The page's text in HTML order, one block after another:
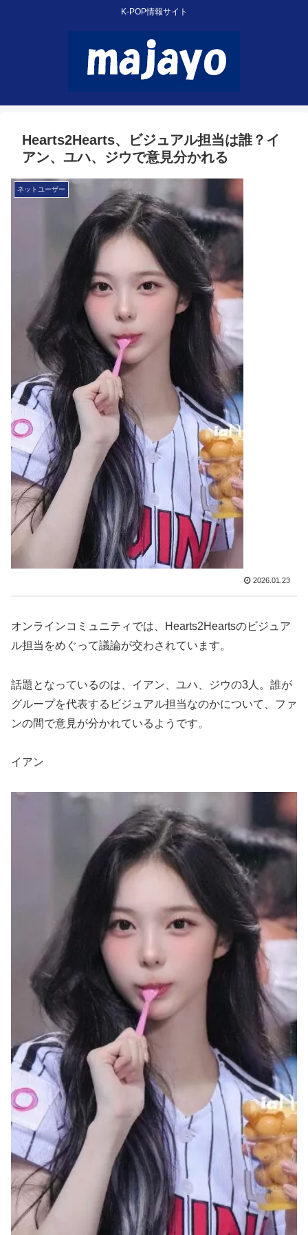
K-POP情報サイト
Hearts2Hearts、ビジュアル担当は誰？イ
アン、ユハ、ジウで意見分かれる
ネットユーザー
2026.01.23
オンラインコミュニティでは、Hearts2Heartsのビジュア
ル担当をめぐって議論が交わされています。
話題となっているのは、イアン、ユハ、ジウの3人。誰が
グループを代表するビジュアル担当なのかについて、ファ
ンの間で意見が分かれているようです。
イアン